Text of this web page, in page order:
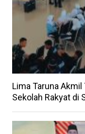
Lima Taruna
Sekolah Rakyat di